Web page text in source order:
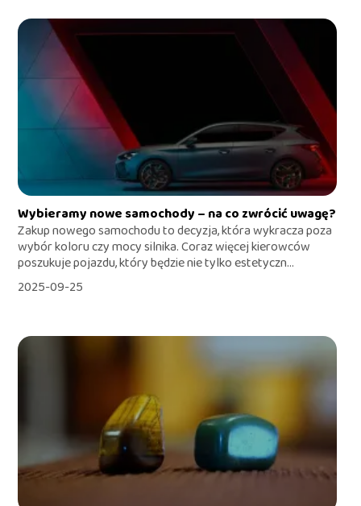
Wybieramy nowe samochody – na co zwrócić uwagę?
Zakup nowego samochodu to decyzja, która wykracza poza
wybór koloru czy mocy silnika. Coraz więcej kierowców
poszukuje pojazdu, który będzie nie tylko estetyczn...
2025-09-25